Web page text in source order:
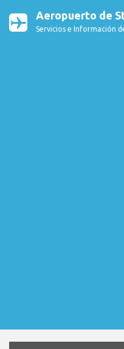
Aeropuerto de
Servicios e Información